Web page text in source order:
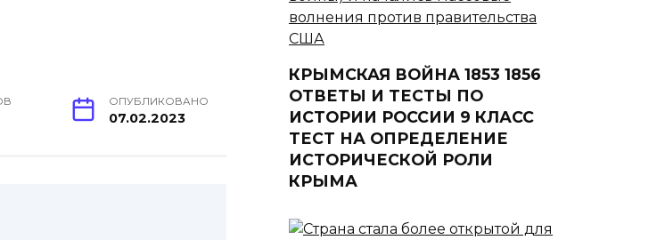
ОПУБЛИКОВАНО
07.02.2023
КРЫМСКАЯ ВОЙНА 1853 1856
ОТВЕТЫ И ТЕСТЫ ПО
ИСТОРИИ РОССИИ 9 КЛАСС
ТЕСТ НА ОПРЕДЕЛЕНИЕ
ИСТОРИЧЕСКОЙ РОЛИ
КРЫМА